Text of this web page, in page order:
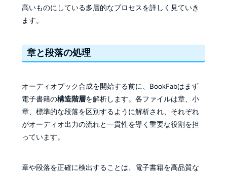
高いものにしている多層的なプロセスを詳しく見ていき
ます。
章と段落の処理
オーディオブック合成を開始する前に、BookFabはまず
電子書籍の構造階層を解析します。各ファイルは章、小
章、標準的な段落を区別するように解析され、それぞれ
がオーディオ出力の流れと一貫性を導く重要な役割を担
っています。
章や段落を正確に検出することは、電子書籍を高品質な